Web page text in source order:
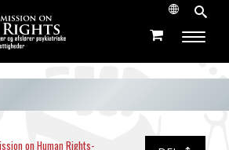
on Human Rights-